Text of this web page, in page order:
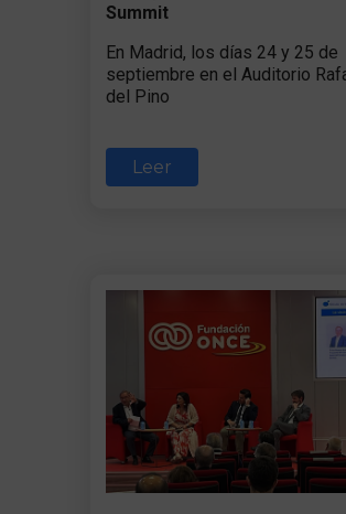
Summit
En Madrid, los días 24 y 25 de
septiembre en el Auditorio
del Pino
Leer